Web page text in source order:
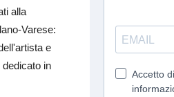
alla
Varese:
e
in